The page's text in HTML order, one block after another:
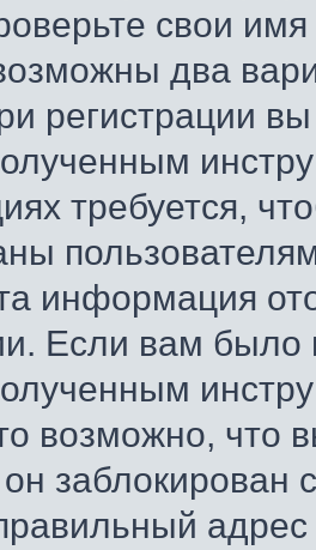
свои
два
регистрации
требуется,
информация
Если вам
возможно, что
адрес